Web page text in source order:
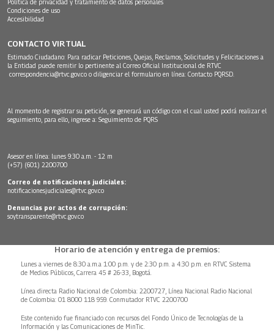
Política de privacidad y tratamiento de datos personales
Condiciones de uso
Accesibilidad
CONTACTO VIRTUAL
Estimado Ciudadano: Para radicar Peticiones, Quejas, Reclamos, Solicitudes y Felicitaciones a
la Entidad puede remitir lo pertinente al Correo Oficial Institucional de RTVC
correspondencia@rtvc.gov.co o diligenciar el formulario en línea: Contacto PQRSD.
Al momento de registrar su petición, se generará un código con el cual usted podrá realizar el
seguimiento, para ello, ingrese a: Seguimiento de PQRS
Asesor en línea: lunes 9:30 a.m. - 12 m
(+57) (601) 2200700
Correo de notificaciones judiciales:
notificacionesjudiciales@rtvc.gov.co
Denuncias por actos de corrupción:
soytransparente@rtvc.gov.co
Horario de atención y entrega de premios:
Lunes a viernes de 8:30 a.m.a 1:00 p.m. y de 2:30 p.m. a 4:30 p.m. en RTVC Sistema
de Medios Públicos, Carrera 45 # 26-33, Bogotá.
Línea directa Radio Nacional de Colombia: 2200727, Línea Nacional Radio Nacional
de Colombia: 01 8000 118 959. Conmutador RTVC 2200700
Este contenido fue financiado con recursos del Fondo Único de Tecnologías de la
Información y las Comunicaciones de MinTic.